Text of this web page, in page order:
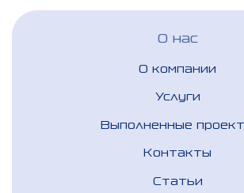
О нас
О компании
Услуги
Выполненные
Контакты
Статьи